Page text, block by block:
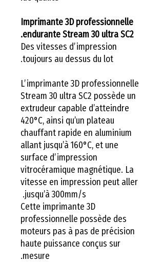
Imprimante 3D professionnelle
endurante Stream 30 ultra SC2.
Des vitesses d’impression
toujours au dessus du lot.
L’imprimante 3D professionnelle
Stream 30 ultra SC2 possède un
extrudeur capable d’atteindre
420°C, ainsi qu’un plateau
chauffant rapide en aluminium
allant jusqu’à 160°C, et une
surface d’impression
vitrocéramique magnétique. La
vitesse en impression peut aller
jusqu’à 300mm/s.
Cette imprimante 3D
professionnelle possède des
moteurs pas à pas de précision
haute puissance conçus sur
mesure.